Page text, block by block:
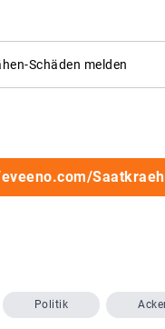
Schäden melden
Politik